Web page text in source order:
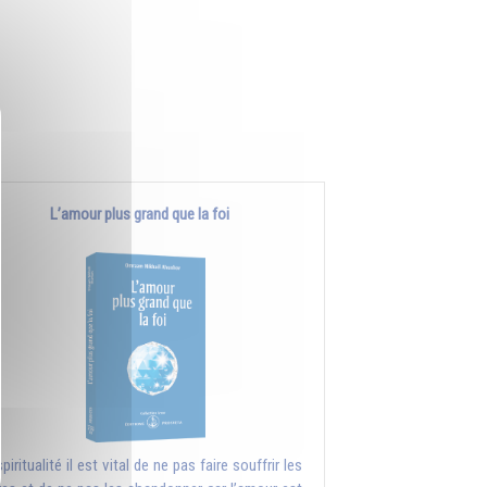
L’amour plus grand que la foi
spiritualité il est vital de ne pas faire souffrir les